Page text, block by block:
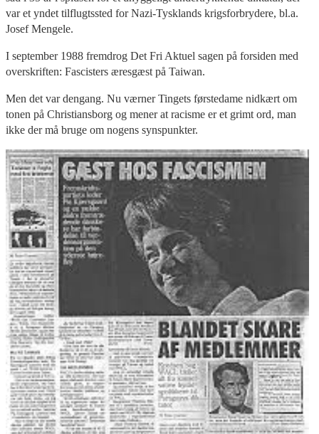
var et yndet tilflugtssted for Nazi-Tysklands krigsforbrydere, bl.a.
Josef Mengele.
I september 1988 fremdrog Det Fri Aktuel sagen på forsiden med
overskriften: Fascisters æresgæst på Taiwan.
Men det var dengang. Nu værner Tingets førstedame nidkært om
tonen på Christiansborg og mener at racisme er et grimt ord, man
ikke der må bruge om nogens synspunkter.